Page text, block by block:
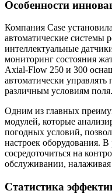
Особенности
Компания Case
автоматические системы
интеллектуальные
мониторинг состояния
Axial-Flow 250 и 300
автоматически
различным условиям поля.
Одним из главных
модулей, которые
погодных условий,
настроек оборудования.
сосредоточиться на
обслуживании,
Статистика